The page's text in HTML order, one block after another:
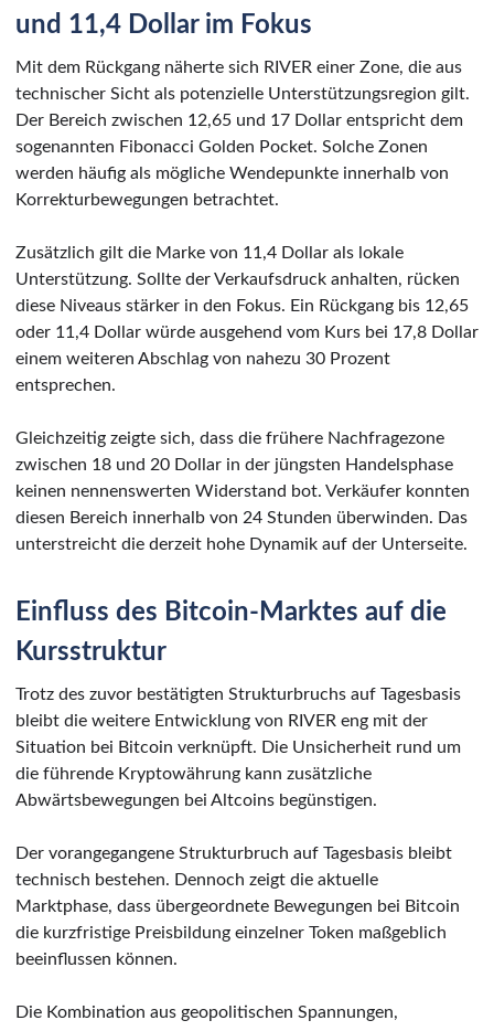
und 11,4 Dollar im Fokus
Mit dem Rückgang näherte sich RIVER einer Zone, die aus
technischer Sicht als potenzielle Unterstützungsregion gilt.
Der Bereich zwischen 12,65 und 17 Dollar entspricht dem
sogenannten Fibonacci Golden Pocket. Solche Zonen
werden häufig als mögliche Wendepunkte innerhalb von
Korrekturbewegungen betrachtet.
Zusätzlich gilt die Marke von 11,4 Dollar als lokale
Unterstützung. Sollte der Verkaufsdruck anhalten, rücken
diese Niveaus stärker in den Fokus. Ein Rückgang bis 12,65
oder 11,4 Dollar würde ausgehend vom Kurs bei 17,8 Dollar
einem weiteren Abschlag von nahezu 30 Prozent
entsprechen.
Gleichzeitig zeigte sich, dass die frühere Nachfragezone
zwischen 18 und 20 Dollar in der jüngsten Handelsphase
keinen nennenswerten Widerstand bot. Verkäufer konnten
diesen Bereich innerhalb von 24 Stunden überwinden. Das
unterstreicht die derzeit hohe Dynamik auf der Unterseite.
Einfluss des Bitcoin-Marktes auf die
Kursstruktur
Trotz des zuvor bestätigten Strukturbruchs auf Tagesbasis
bleibt die weitere Entwicklung von RIVER eng mit der
Situation bei Bitcoin verknüpft. Die Unsicherheit rund um
die führende Kryptowährung kann zusätzliche
Abwärtsbewegungen bei Altcoins begünstigen.
Der vorangegangene Strukturbruch auf Tagesbasis bleibt
technisch bestehen. Dennoch zeigt die aktuelle
Marktphase, dass übergeordnete Bewegungen bei Bitcoin
die kurzfristige Preisbildung einzelner Token maßgeblich
beeinflussen können.
Die Kombination aus geopolitischen Spannungen,